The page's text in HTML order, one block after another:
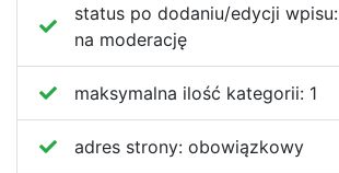
status po dodaniu/edycji wpisu:
na moderację
maksymalna ilość kategorii: 1
adres strony: obowiązkowy